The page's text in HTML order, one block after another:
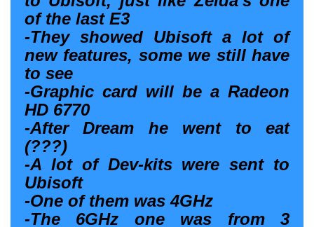
of the last E3
-They showed Ubisoft a lot of
new features, some we still have
to see
-Graphic card will be a Radeon
HD 6770
-After Dream he went to eat
(???)
-A lot of Dev-kits were sent to
Ubisoft
-One of them was 4GHz
-The 6GHz one was from 3